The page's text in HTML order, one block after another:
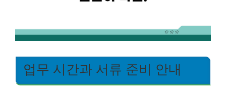
업무 시간과 서류 준비 안내